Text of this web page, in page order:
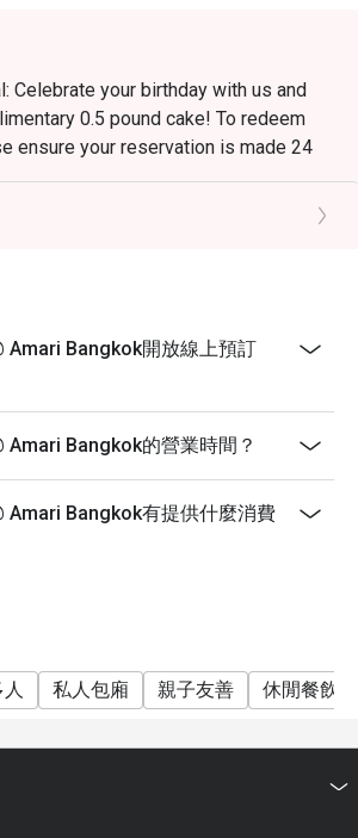
Celebrate your birthday with us and
0.5 pound cake! To redeem
ensure your reservation is made 24
and include a note stating "Birthday
booking details.
of your visit.
only during your birthday month.
Amari Bangkok開放線上預訂
Amari Bangkok的營業時間？
Amari Bangkok有提供什麼消費
人 私人包廂 親子友善 休閒餐飲